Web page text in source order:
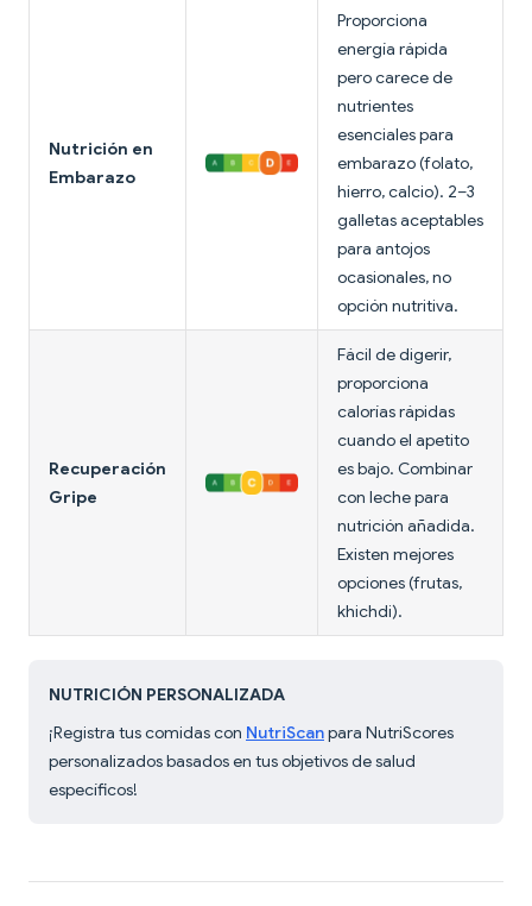
Nutrición en
Embarazo
Proporciona
energía rápida
pero carece de
nutrientes
esenciales para
embarazo (folato,
hierro, calcio). 2–3
galletas aceptables
para antojos
ocasionales, no
opción nutritiva.
Recuperación
Gripe
Fácil de digerir,
proporciona
calorías rápidas
cuando el apetito
es bajo. Combinar
con leche para
nutrición añadida.
Existen mejores
opciones (frutas,
khichdi).
NUTRICIÓN PERSONALIZADA
¡Registra tus comidas con NutriScanpara NutriScores
personalizados basados en tus objetivos de salud
específicos!